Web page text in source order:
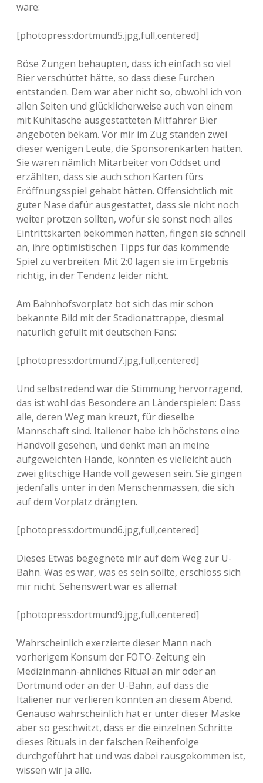
wäre:
[photopress:dortmund5.jpg,full,centered]
Böse Zungen behaupten, dass ich einfach so viel
Bier verschüttet hätte, so dass diese Furchen
entstanden. Dem war aber nicht so, obwohl ich von
allen Seiten und glücklicherweise auch von einem
mit Kühltasche ausgestatteten Mitfahrer Bier
angeboten bekam. Vor mir im Zug standen zwei
dieser wenigen Leute, die Sponsorenkarten hatten.
Sie waren nämlich Mitarbeiter von Oddset und
erzählten, dass sie auch schon Karten fürs
Eröffnungsspiel gehabt hätten. Offensichtlich mit
guter Nase dafür ausgestattet, dass sie nicht noch
weiter protzen sollten, wofür sie sonst noch alles
Eintrittskarten bekommen hatten, fingen sie schnell
an, ihre optimistischen Tipps für das kommende
Spiel zu verbreiten. Mit 2:0 lagen sie im Ergebnis
richtig, in der Tendenz leider nicht.
Am Bahnhofsvorplatz bot sich das mir schon
bekannte Bild mit der Stadionattrappe, diesmal
natürlich gefüllt mit deutschen Fans:
[photopress:dortmund7.jpg,full,centered]
Und selbstredend war die Stimmung hervorragend,
das ist wohl das Besondere an Länderspielen: Dass
alle, deren Weg man kreuzt, für dieselbe
Mannschaft sind. Italiener habe ich höchstens eine
Handvoll gesehen, und denkt man an meine
aufgeweichten Hände, könnten es vielleicht auch
zwei glitschige Hände voll gewesen sein. Sie gingen
jedenfalls unter in den Menschenmassen, die sich
auf dem Vorplatz drängten.
[photopress:dortmund6.jpg,full,centered]
Dieses Etwas begegnete mir auf dem Weg zur U-
Bahn. Was es war, was es sein sollte, erschloss sich
mir nicht. Sehenswert war es allemal:
[photopress:dortmund9.jpg,full,centered]
Wahrscheinlich exerzierte dieser Mann nach
vorherigem Konsum der FOTO-Zeitung ein
Medizinmann-ähnliches Ritual an mir oder an
Dortmund oder an der U-Bahn, auf dass die
Italiener nur verlieren könnten an diesem Abend.
Genauso wahrscheinlich hat er unter dieser Maske
aber so geschwitzt, dass er die einzelnen Schritte
dieses Rituals in der falschen Reihenfolge
durchgeführt hat und was dabei rausgekommen ist,
wissen wir ja alle.